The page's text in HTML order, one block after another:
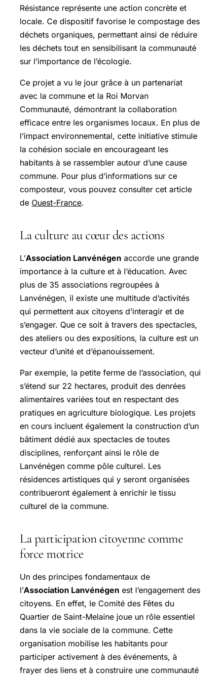
Résistance représente une action concrète et
locale. Ce dispositif favorise le compostage des
déchets organiques, permettant ainsi de réduire
les déchets tout en sensibilisant la communauté
sur l’importance de l’écologie.
Ce projet a vu le jour grâce à un partenariat
avec la commune et la Roi Morvan
Communauté, démontrant la collaboration
efficace entre les organismes locaux. En plus de
l’impact environnemental, cette initiative stimule
la cohésion sociale en encourageant les
habitants à se rassembler autour d’une cause
commune. Pour plus d’informations sur ce
composteur, vous pouvez consulter cet article
de Ouest-France.
La culture au cœur des actions
L’Association Lanvénégen accorde une grande
importance à la culture et à l’éducation. Avec
plus de 35 associations regroupées à
Lanvénégen, il existe une multitude d’activités
qui permettent aux citoyens d’interagir et de
s’engager. Que ce soit à travers des spectacles,
des ateliers ou des expositions, la culture est un
vecteur d’unité et d’épanouissement.
Par exemple, la petite ferme de l’association, qui
s’étend sur 22 hectares, produit des denrées
alimentaires variées tout en respectant des
pratiques en agriculture biologique. Les projets
en cours incluent également la construction d’un
bâtiment dédié aux spectacles de toutes
disciplines, renforçant ainsi le rôle de
Lanvénégen comme pôle culturel. Les
résidences artistiques qui y seront organisées
contribueront également à enrichir le tissu
culturel de la commune.
La participation citoyenne comme
force motrice
Un des principes fondamentaux de
l’Association Lanvénégen est l’engagement des
citoyens. En effet, le Comité des Fêtes du
Quartier de Saint-Melaine joue un rôle essentiel
dans la vie sociale de la commune. Cette
organisation mobilise les habitants pour
participer activement à des événements, à
frayer des liens et à construire une communauté